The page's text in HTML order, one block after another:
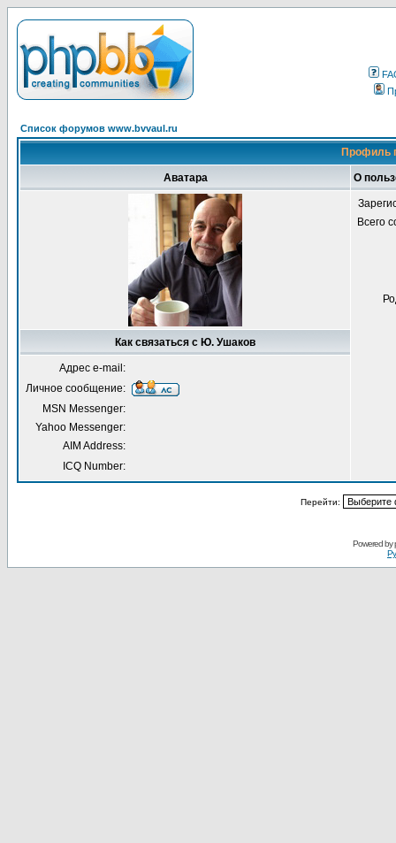
Список форумов www.bvvaul.ru
Профиль
Аватара О
Всего
Как связаться с Ю. Ушаков
Адрес e-mail:
Личное сообщение:
MSN Messenger:
Yahoo Messenger:
AIM Address:
ICQ Number:
Перейти:
Powered by